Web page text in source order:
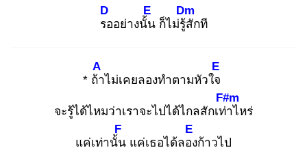
รอ
D
อย่างนั้น
E
ก็ไม่รู้สั
Dm
กที
* ถ้า
A
ไม่เคยลองทำตามหัวใจ
E
จะรู้ได้ไหมว่าเราจะไปได้ไกลสักเท่า
F#m
ไหร่
แค่เท่านั้น
F
แค่เธอได้ลอง
E
ก้าวไป